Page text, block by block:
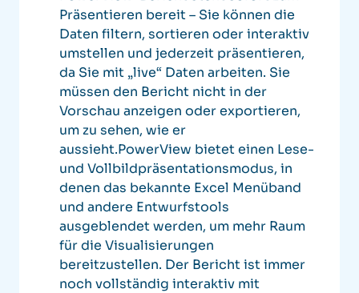
Präsentieren bereit – Sie können die
Daten filtern, sortieren oder interaktiv
umstellen und jederzeit präsentieren,
da Sie mit „live“ Daten arbeiten. Sie
müssen den Bericht nicht in der
Vorschau anzeigen oder exportieren,
um zu sehen, wie er
aussieht.PowerView bietet einen Lese-
und Vollbildpräsentationsmodus, in
denen das bekannte Excel Menüband
und andere Entwurfstools
ausgeblendet werden, um mehr Raum
für die Visualisierungen
bereitzustellen. Der Bericht ist immer
noch vollständig interaktiv mit